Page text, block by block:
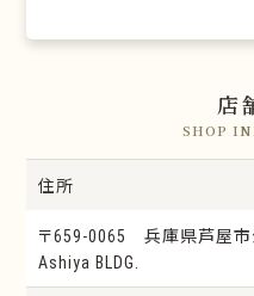
店
SHOP
住所
〒659-0065 兵庫県芦屋
Ashiya BLDG.